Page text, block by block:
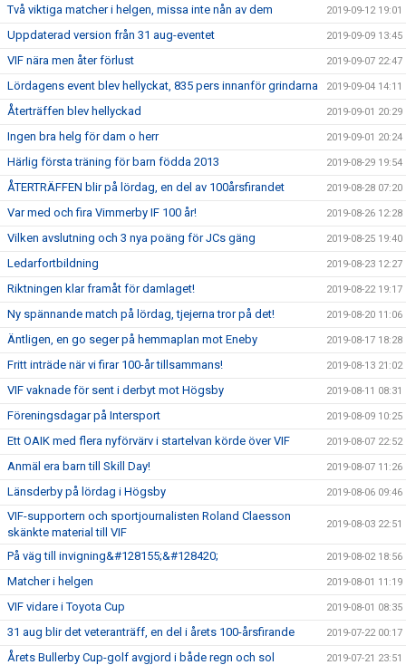
Två viktiga matcher i helgen, missa inte nån av dem 2019-09-12 19:01
Uppdaterad version från 31 aug-eventet 2019-09-09 13:45
VIF nära men åter förlust 2019-09-07 22:47
Lördagens event blev hellyckat, 835 pers innanför grindarna 2019-09-04 14:11
Återträffen blev hellyckad 2019-09-01 20:29
Ingen bra helg för dam o herr 2019-09-01 20:24
Härlig första träning för barn födda 2013 2019-08-29 19:54
ÅTERTRÄFFEN blir på lördag, en del av 100årsfirandet 2019-08-28 07:20
Var med och fira Vimmerby IF 100 år! 2019-08-26 12:28
Vilken avslutning och 3 nya poäng för JCs gäng 2019-08-25 19:40
Ledarfortbildning 2019-08-23 12:27
Riktningen klar framåt för damlaget! 2019-08-22 19:17
Ny spännande match på lördag, tjejerna tror på det! 2019-08-20 11:06
Äntligen, en go seger på hemmaplan mot Eneby 2019-08-17 18:28
Fritt inträde när vi firar 100-år tillsammans! 2019-08-13 21:02
VIF vaknade för sent i derbyt mot Högsby 2019-08-11 08:31
Föreningsdagar på Intersport 2019-08-09 10:25
Ett OAIK med flera nyförvärv i startelvan körde över VIF 2019-08-07 22:52
Anmäl era barn till Skill Day! 2019-08-07 11:26
Länsderby på lördag i Högsby 2019-08-06 09:46
VIF-supportern och sportjournalisten Roland Claesson
skänkte material till VIF
2019-08-03 22:51
På väg till invigning&#128155;&#128420; 2019-08-02 18:56
Matcher i helgen 2019-08-01 11:19
VIF vidare i Toyota Cup 2019-08-01 08:35
31 aug blir det veteranträff, en del i årets 100-årsfirande 2019-07-22 00:17
Årets Bullerby Cup-golf avgjord i både regn och sol 2019-07-21 23:51